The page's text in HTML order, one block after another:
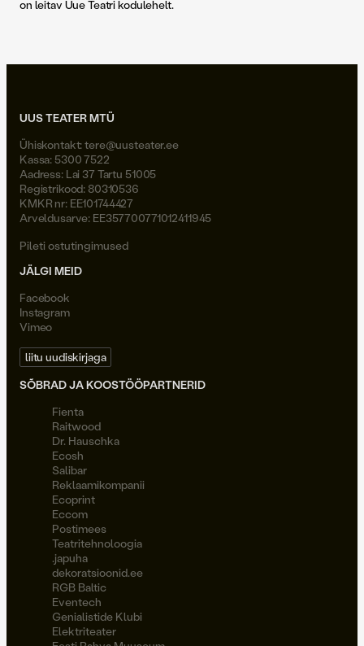
on leitav Uue Teatri kodulehelt.
UUS TEATER MTÜ
Ühiskontakt:tere@uusteater.ee
Kassa: 5300 7522
Aadress: Lai 37 Tartu 51005
Registrikood: 80310536
KMKR nr: EE101744427
Arveldusarve: EE357700771012411945
Pileti ostutingimused
JÄLGI MEID
Facebook
Instagram
Vimeo
liitu uudiskirjaga
SÕBRAD JA KOOSTÖÖPARTNERID
Fienta
Raitwood
Dr. Hauschka
Ecosh
Salibar
Reklaamikompanii
Ecoprint
Eccom
Postimees
Teatritehnoloogia
.japuha
dekoratsioonid.ee
RGB Baltic
Eventech
Genialistide Klubi
Elektriteater